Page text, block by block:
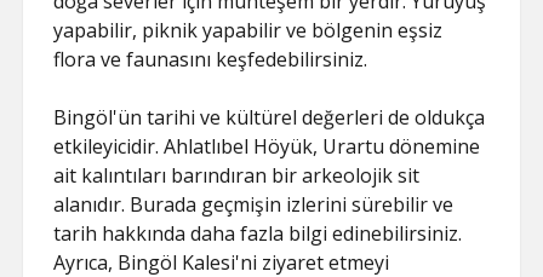
yapabilir, piknik yapabilir ve bölgenin eşsiz
flora ve faunasını keşfedebilirsiniz.
Bingöl'ün tarihi ve kültürel değerleri de oldukça
etkileyicidir. Ahlatlıbel Höyük, Urartu dönemine
ait kalıntıları barındıran bir arkeolojik sit
alanıdır. Burada geçmişin izlerini sürebilir ve
tarih hakkında daha fazla bilgi edinebilirsiniz.
Ayrıca, Bingöl Kalesi'ni ziyaret etmeyi